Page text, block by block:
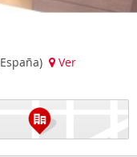
Ver